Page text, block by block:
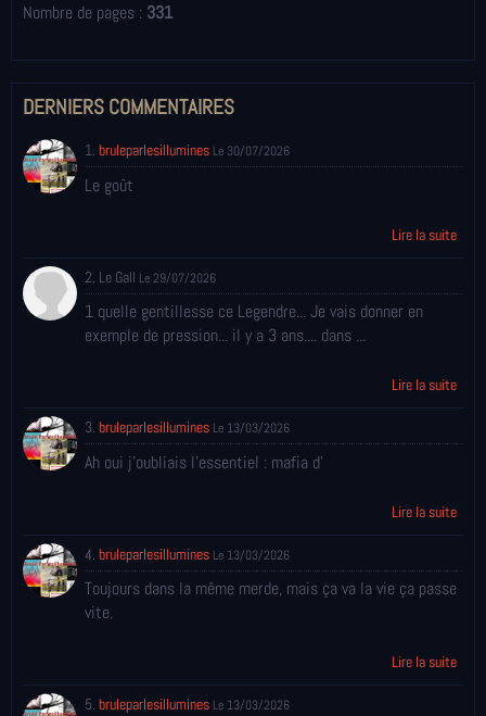
Nombre de pages : 331
DERNIERS COMMENTAIRES
1. bruleparlesillumines Le 30/07/2026
Le goût
Lire la suite
2. Le Gall Le 29/07/2026
1 quelle gentillesse ce Legendre... Je vais donner en
exemple de pression... il y a 3 ans.... dans ...
Lire la suite
3. bruleparlesillumines Le 13/03/2026
Ah oui j'oubliais l'essentiel : mafia d'
Lire la suite
4. bruleparlesillumines Le 13/03/2026
Toujours dans la même merde, mais ça va la vie ça passe
vite.
Lire la suite
5. bruleparlesillumines Le 13/03/2026